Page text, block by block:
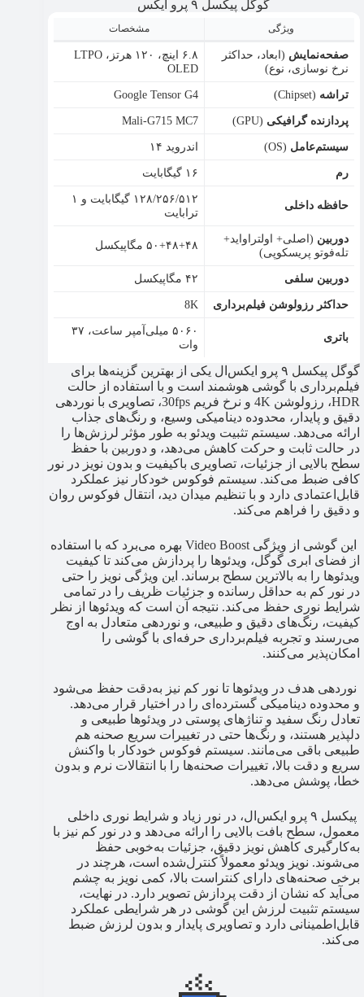
گوگل پیکسل ۹ پرو ایکس
ویژگی مشخصات
صفحه‌نمایش (ابعاد، حداکثر
نرخ نوسازی، نوع)
۶.۸ اینچ، ۱۲۰ هرتز، LTPO
OLED
تراشه (Chipset)
Google Tensor G4
پردازنده گرافیکی (GPU)
Mali-G715 MC7
سیستم‌عامل (OS)
اندروید ۱۴
رم
۱۶ گیگابایت
حافظه داخلی
۱۲۸/۲۵۶/۵۱۲ گیگابایت و ۱
ترابایت
دوربین (اصلی+ اولتراواید+
تله‌فوتو پریسکوپی)
۵۰+۴۸+۴۸ مگاپیکسل
دوربین سلفی
۴۲ مگاپیکسل
حداکثر رزولوشن فیلم‌برداری
8K
باتری
۵۰۶۰ میلی‌آمپر ساعت، ۳۷
وات
گوگل پیکسل ۹ پرو ایکس‌ال یکی از بهترین گزینه‌ها برای
فیلم‌برداری با گوشی هوشمند است و با استفاده از حالت
HDR، رزولوشن 4K و نرخ فریم 30fps، تصاویری با نوردهی
دقیق و پایدار، محدوده دینامیکی وسیع، و رنگ‌های جذاب
ارائه می‌دهد. سیستم تثبیت ویدئو به طور مؤثر لرزش‌ها را
در حالت ثابت و حرکت کاهش می‌دهد، و دوربین با حفظ
سطح بالایی از جزئیات، تصاویری باکیفیت و بدون نویز در نور
کافی ضبط می‌کند. سیستم فوکوس خودکار نیز عملکرد
قابل‌اعتمادی دارد و با تنظیم میدان دید، انتقال فوکوس روان
و دقیق را فراهم می‌کند.
این گوشی از ویژگی Video Boost بهره می‌برد که با استفاده
از فضای ابری گوگل، ویدئوها را پردازش می‌کند تا کیفیت
ویدئوها را به بالاترین سطح برساند. این ویژگی نویز را حتی
در نور کم به حداقل رسانده و جزئیات ظریف را در تمامی
شرایط نوری حفظ می‌کند. نتیجه آن است که ویدئوها از نظر
کیفیت، رنگ‌های دقیق و طبیعی، و نوردهی متعادل به اوج
می‌رسند و تجربه فیلم‌برداری حرفه‌ای با گوشی را
امکان‌پذیر می‌کنند.
نوردهی هدف در ویدئوها تا نور کم نیز به‌دقت حفظ می‌شود
و محدوده دینامیکی گسترده‌ای را در اختیار قرار می‌دهد.
تعادل رنگ سفید و تناژهای پوستی در ویدئوها طبیعی و
دلپذیر هستند، و رنگ‌ها حتی در تغییرات سریع صحنه هم
طبیعی باقی می‌مانند. سیستم فوکوس خودکار با واکنش
سریع و دقت بالا، تغییرات صحنه‌ها را با انتقالات نرم و بدون
خطا، پوشش می‌دهد.
پیکسل ۹ پرو ایکس‌ال، در نور زیاد و شرایط نوری داخلی
معمول، سطح بافت بالایی را ارائه می‌دهد و در نور کم نیز با
به‌کارگیری کاهش نویز دقیق، جزئیات به‌خوبی حفظ
می‌شوند. نویز ویدئو معمولاً کنترل‌شده است، هرچند در
برخی صحنه‌های دارای کنتراست بالا، کمی نویز به چشم
می‌آید که نشان از دقت پردازش تصویر دارد. در نهایت،
سیستم تثبیت لرزش این گوشی در هر شرایطی عملکرد
قابل‌اطمینانی دارد و تصاویری پایدار و بدون لرزش ضبط
می‌کند.